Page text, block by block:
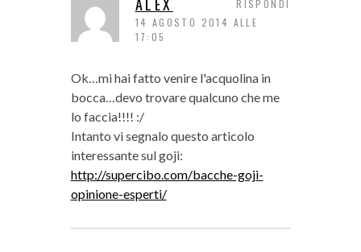
ALEX
14 AGOSTO 2014 ALLE
17:05
Ok…mi hai fatto venire l'acquolina in
bocca…devo trovare qualcuno che me
lo faccia!!!! :/
Intanto vi segnalo questo articolo
interessante sul goji:
http://supercibo.com/bacche-goji-
opinione-esperti/
RISPONDI